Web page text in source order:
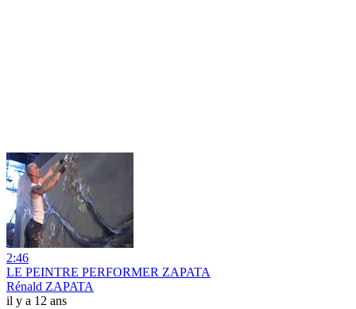
2:46
LE PEINTRE PERFORMER ZAPATA
Rénald ZAPATA
il y a 12 ans